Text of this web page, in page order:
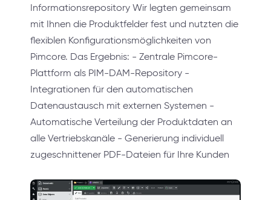
Informationsrepository Wir legten gemeinsam
mit Ihnen die Produktfelder fest und nutzten die
flexiblen Konfigurationsmöglichkeiten von
Pimcore. Das Ergebnis: - Zentrale Pimcore-
Plattform als PIM-DAM-Repository -
Integrationen für den automatischen
Datenaustausch mit externen Systemen -
Automatische Verteilung der Produktdaten an
alle Vertriebskanäle - Generierung individuell
zugeschnittener PDF-Dateien für Ihre Kunden